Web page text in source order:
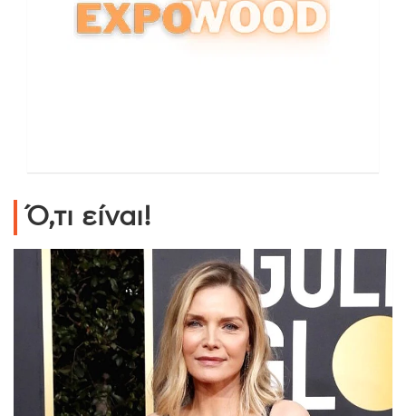
Ό,τι είναι!